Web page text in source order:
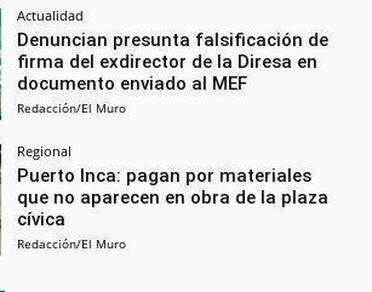
Actualidad
Denuncian presunta falsificación de
firma del exdirector de la Diresa en
documento enviado al MEF
Redacción/El Muro
Regional
Puerto Inca: pagan por materiales
que no aparecen en obra de la plaza
cívica
Redacción/El Muro